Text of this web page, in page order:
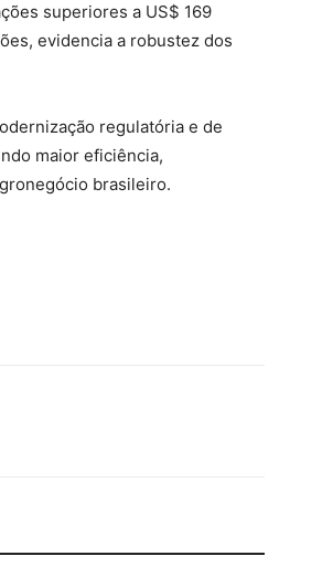
superiores a US$ 169
evidencia a robustez dos
regulatória e de
maior eficiência,
brasileiro.